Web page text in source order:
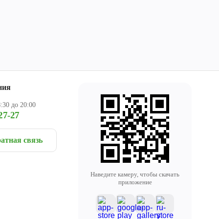
до 20:00
27
связь
Наведите камеру, чтобы скачать
приложение